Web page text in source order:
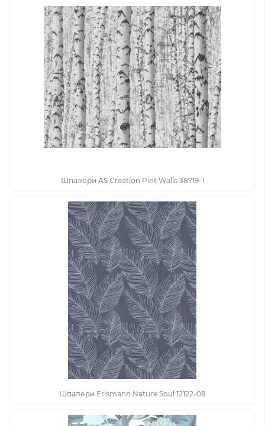
Шпалери AS Creation Pint Walls 38719-1
Шпалери Erismann Nature Soul 12122-08